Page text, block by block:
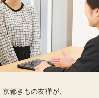
京都きもの友禅が、